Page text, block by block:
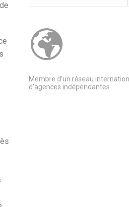
Membre d’un réseau
d’agences indépendantes